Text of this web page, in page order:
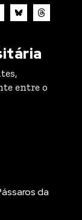
entre o
da